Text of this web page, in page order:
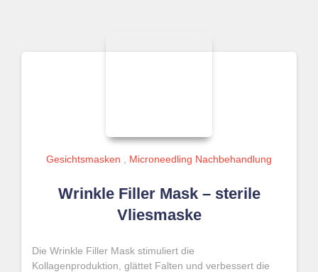
Gesichtsmasken Microneedling Nachbehandlung
Wrinkle Filler Mask – sterile
Vliesmaske
Die Wrinkle Filler Mask stimuliert die
Kollagenproduktion, glättet Falten und verbessert die